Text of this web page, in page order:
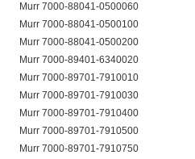
Murr 7000-88041-0500060
Murr 7000-88041-0500100
Murr 7000-88041-0500200
Murr 7000-89401-6340020
Murr 7000-89701-7910010
Murr 7000-89701-7910030
Murr 7000-89701-7910400
Murr 7000-89701-7910500
Murr 7000-89701-7910750